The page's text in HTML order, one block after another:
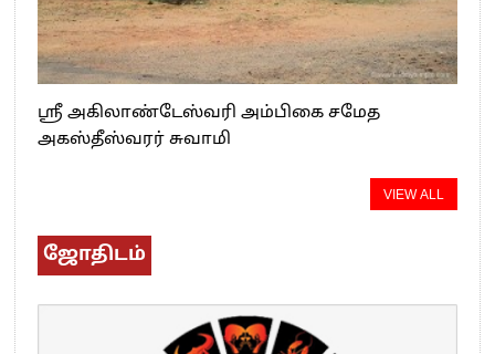
ஸ்ரீ அகிலாண்டேஸ்வரி அம்பிகை சமேத
அகஸ்தீஸ்வரர் சுவாமி
VIEW ALL
ஜோதிடம்